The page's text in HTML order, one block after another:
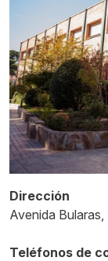
Dirección
Avenida Bularas,
Teléfonos de